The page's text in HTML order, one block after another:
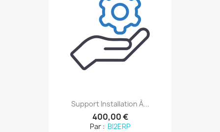
Support Installation À...
400,00 €
Par : BI2ERP